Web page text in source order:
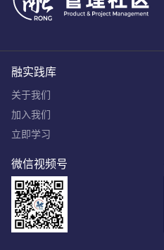
融实践库
关于我们
加入我们
立即学习
微信视频号